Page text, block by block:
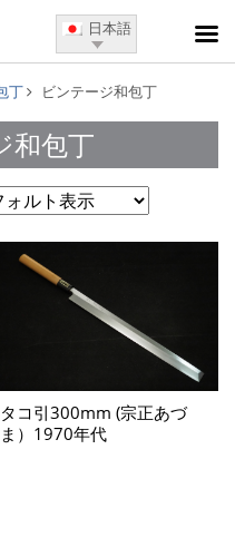
日本語
丁 ビンテージ和包丁
和包丁
タコ引300mm (宗正あづ
ま）1970年代